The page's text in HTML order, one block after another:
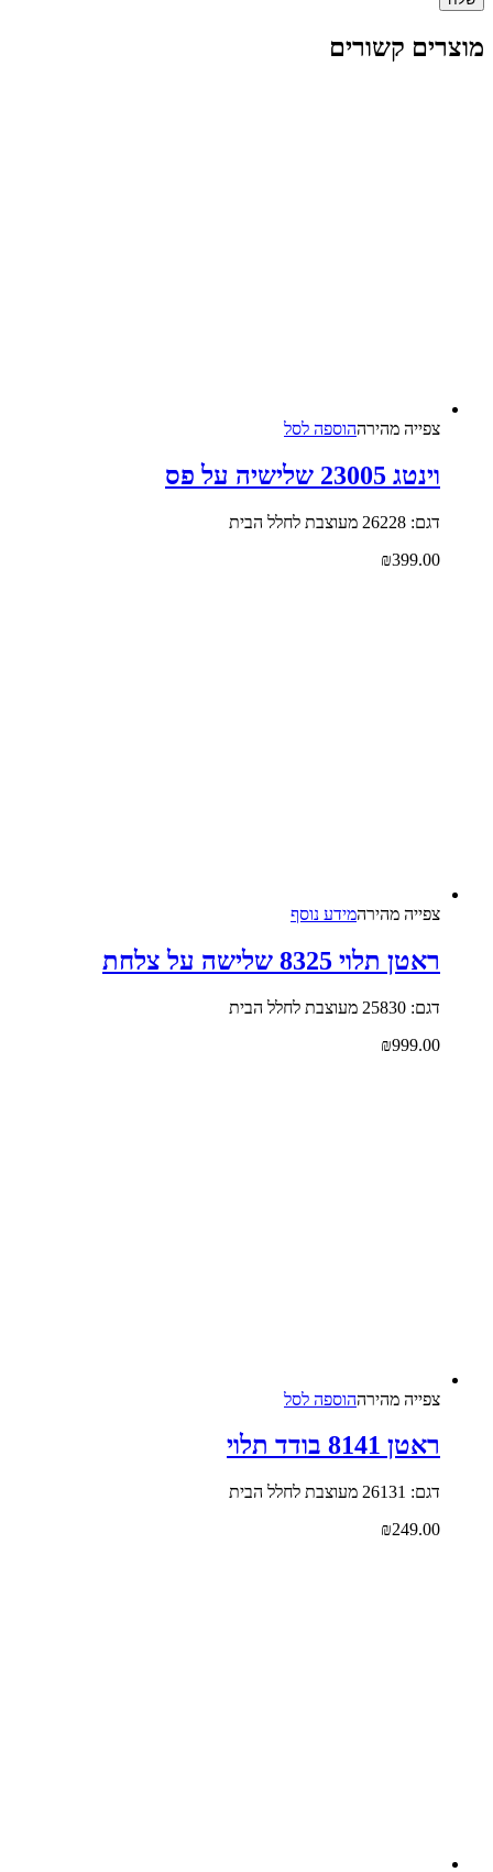
מוצרים קשורים
צפייה‬ ‫מהירה‬הוספה לסל
וינטג 23005 שלישיה על פס
דגם: 26228 מעוצבת לחלל הבית
₪399.00
צפייה‬ ‫מהירה‬מידע נוסף
ראטן תלוי 8325 שלישה על צלחת
דגם: 25830 מעוצבת לחלל הבית
₪999.00
צפייה‬ ‫מהירה‬הוספה לסל
ראטן 8141 בודד תלוי
דגם: 26131 מעוצבת לחלל הבית
₪249.00